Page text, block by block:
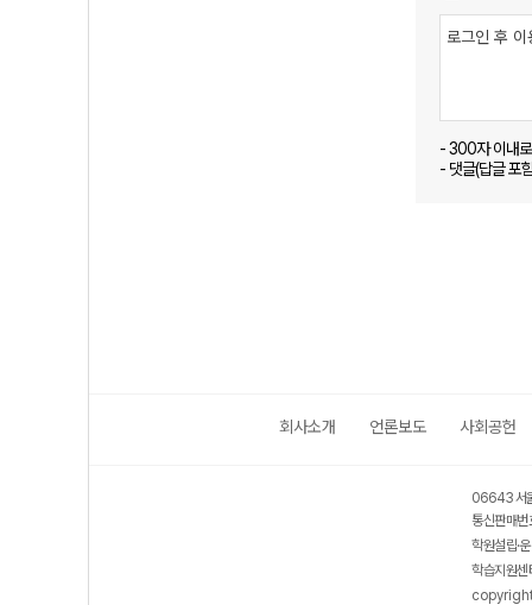
- 300자 이내
- 댓글(답글 포
회사소개 언론보도 사회공헌
06643 서
통신판매
학원설립·
학습지원